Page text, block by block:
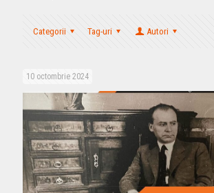
Categorii Tag-uri Autori
10 octombrie 2024